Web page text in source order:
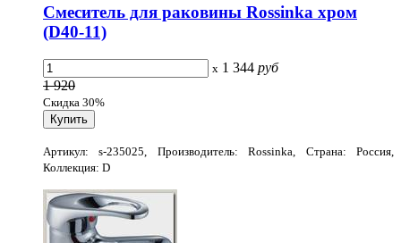
Смеситель для раковины Rossinka хром
(D40-11)
x 1 344 руб
1 920
Скидка 30%
Артикул: s-235025, Производитель: Rossinka, Страна: Россия,
Коллекция: D